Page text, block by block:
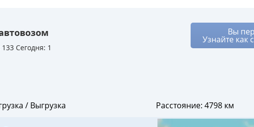
известны заранее.
надёжный транспорт и лучшие условия, не оплачивая
Сегодня: 1
Вы
Узнайте как
/ Выгрузка Расстояние: 4798 км